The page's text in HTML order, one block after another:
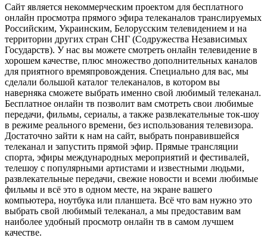
Сайт является некоммерческим проектом для бесплатного
онлайн просмотра прямого эфира телеканалов транслируемых
Российским, Украинским, Белорусским телевидением и на
территории других стран СНГ (Содружества Независимых
Государств). У нас вы можете смотреть онлайн телевидение в
хорошем качестве, плюс множество дополнительных каналов
для приятного времяпровождения. Специально для вас, мы
сделали большой каталог телеканалов, в котором вы
наверняка сможете выбрать именно свой любимый телеканал.
Бесплатное онлайн тв позволит вам смотреть свои любимые
передачи, фильмы, сериалы, а также развлекательные ток-шоу
в режиме реального времени, без использования телевизора.
Достаточно зайти к нам на сайт, выбрать понравившейся
телеканал и запустить прямой эфир. Прямые трансляции
спорта, эфиры международных мероприятий и фестивалей,
телешоу с популярными артистами и известными людьми,
развлекательные передачи, свежие новости и всеми любимые
фильмы и всё это в одном месте, на экране вашего
компьютера, ноутбука или планшета. Всё что вам нужно это
выбрать свой любимый телеканал, а мы предоставим вам
наиболее удобный просмотр онлайн тв в самом лучшем
качестве.